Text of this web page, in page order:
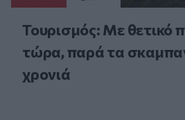
Τουρισμός: Με θετικό
τώρα, παρά τα
χρονιά